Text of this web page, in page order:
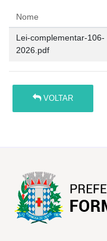
Nome
Lei-complementar-106-
2026.pdf
VOLTAR